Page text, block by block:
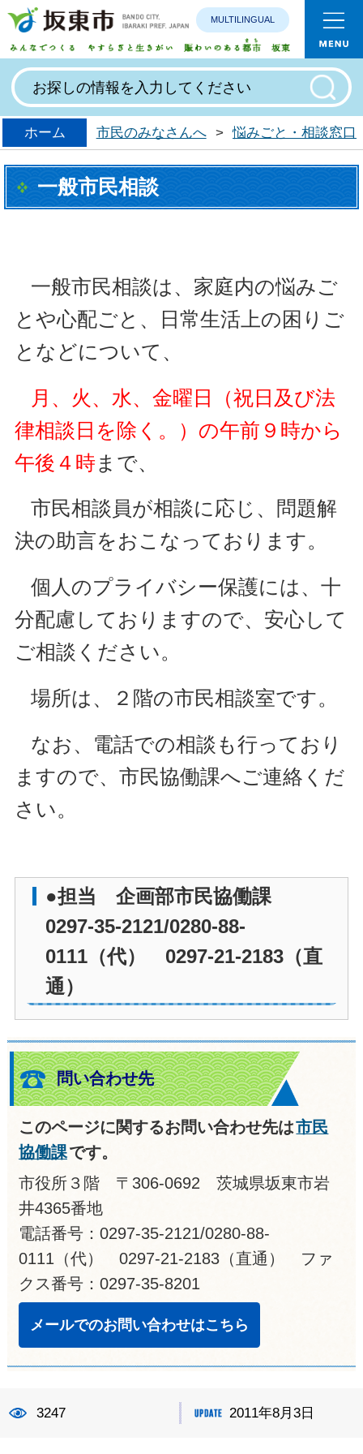
みんなで
MULTILINGUAL
ホーム 市民のみなさんへ > 悩みごと・相談窓口
一般市民相談
一般市民相談は、家庭内の悩みご
とや心配ごと、日常生活上の困りご
となどについて、
月、火、水、金曜日（祝日及び法
律相談日を除く。）の午前９時から
午後４時まで、
市民相談員が相談に応じ、問題解
決の助言をおこなっております。
個人のプライバシー保護には、十
分配慮しておりますので、安心して
ご相談ください。
場所は、２階の市民相談室です。
なお、電話での相談も行っており
ますので、市民協働課へご連絡くだ
さい。
●担当 企画部市民協働課
0297-35-2121/0280-88-
0111（代） 0297-21-2183（直
通）
問い合わせ先
このページに関するお問い合わせ先は市民
協働課です。
市役所３階 〒306-0692 茨城県坂東市岩
井4365番地
電話番号：0297-35-2121/0280-88-
0111（代） 0297-21-2183（直通） ファ
クス番号：0297-35-8201
メールでのお問い合わせはこちら
3247 2011年8月3日